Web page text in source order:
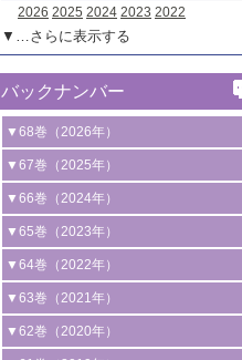
2026 2025 2024 2023 2022
▼…さらに表示する
バックナンバー
▼68巻（2026年）
1号 過酸化水素合成に関する研究動向
2号 コンピューター技術により加速する
触媒開発
3号 有機分子変換やCO 資源化のための
光触媒に関する最近の研究
B号 第137回触媒討論会（2026年）
▼67巻（2025年）
1号 CO
水素化によるグリーン燃料/グリ
ーンケミカル製造
2号 水素製造のための水分解技術に関す
る最近の研究
3号 オレフィン系樹脂の精密合成に関す
る最新技術
▼66巻（2024年）
1号 低次元ナノ構造を有する触媒材料
2号 規制反応場を活用した固体触媒研究
の新展開
3号 未踏分子変換を目指した酸化触媒プ
ロセスの最前線
▼65巻（2023年）
1号 炭素が関わる触媒機能
2号 プラスチックケミカルリサイクルの
ための触媒技術
3号 非酸化物系金属化合物を基盤とした
▼64巻（2022年）
1号 合成ガス製造とCOを用いるケミカル
ズ合成の最新動向
2号 化学品合成のための合金触媒開発
▼63巻（2021年）
1号 金触媒の新展開
▼62巻（2020年）